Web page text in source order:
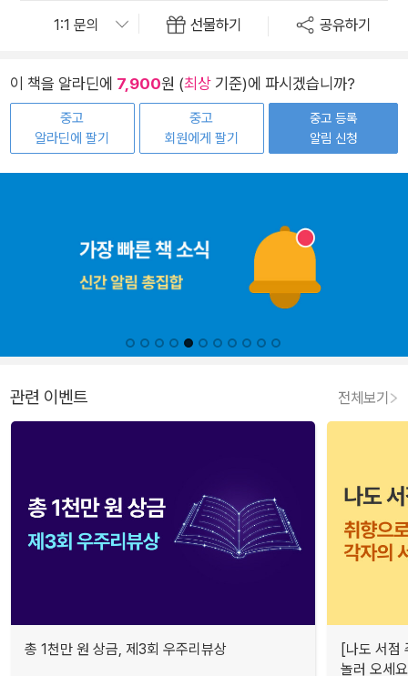
선물하기 공유하기
이 책을 알라딘에 7,900원 (최상 기준)에 파시겠습니까?
중고
알라딘에 팔기
중고
회원에게 팔기
중고 등록
알림 신청
관련 이벤트 전체보기
총 1천만 원 상금, 제3회 우주리뷰상
[나도 서점
놀러 오세